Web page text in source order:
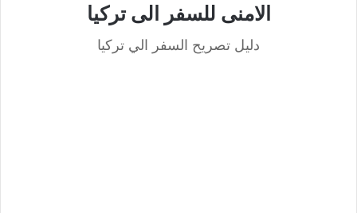
الامنى للسفر الى تركيا
دليل تصريح السفر الي تركيا